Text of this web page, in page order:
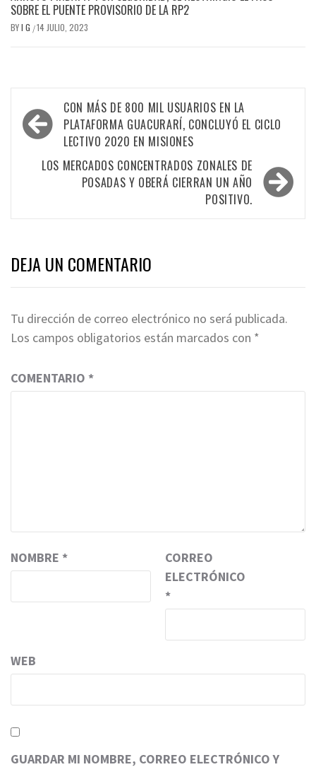
SOBRE EL PUENTE PROVISORIO DE LA RP2
BYI G /14 JULIO, 2023
Navegación
de
entradas
CON MÁS DE 800 MIL USUARIOS EN LA
PLATAFORMA GUACURARÍ, CONCLUYÓ EL CICLO
LECTIVO 2020 EN MISIONES
LOS MERCADOS CONCENTRADOS ZONALES DE
POSADAS Y OBERÁ CIERRAN UN AÑO
POSITIVO.
DEJA UN COMENTARIO
Tu dirección de correo electrónico no será publicada.
Los campos obligatorios están marcados con *
COMENTARIO *
NOMBRE *
CORREO
ELECTRÓNICO
*
WEB
GUARDAR MI NOMBRE, CORREO ELECTRÓNICO Y